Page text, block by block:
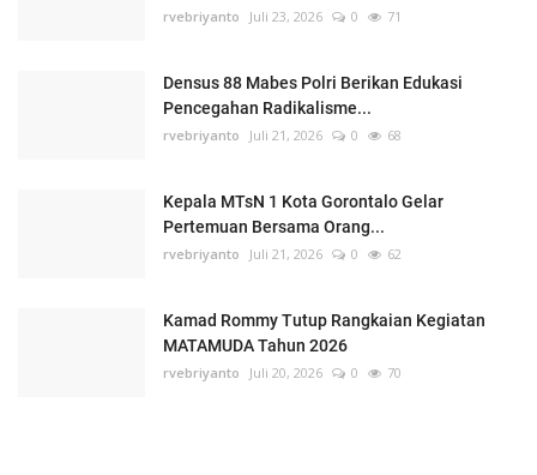
rvebriyanto Juli 23, 2026 0 71
Densus 88 Mabes Polri Berikan Edukasi
Pencegahan Radikalisme...
rvebriyanto Juli 21, 2026 0 68
Kepala MTsN 1 Kota Gorontalo Gelar
Pertemuan Bersama Orang...
rvebriyanto Juli 21, 2026 0 62
Kamad Rommy Tutup Rangkaian Kegiatan
MATAMUDA Tahun 2026
rvebriyanto Juli 20, 2026 0 70